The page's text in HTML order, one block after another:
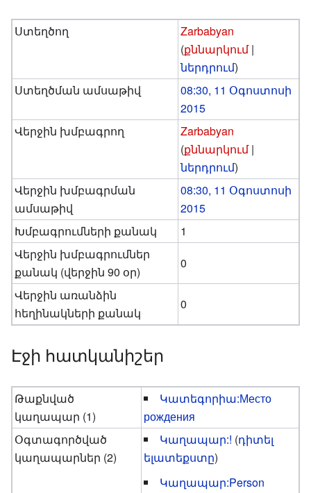
Ստեղծող
Zarbabyan
(քննարկում|
ներդրում)
Ստեղծման ամսաթիվ
08:30, 11 Օգոստոսի
2015
Վերջին խմբագրող
Zarbabyan
(քննարկում|
ներդրում)
Վերջին խմբագրման
ամսաթիվ
08:30, 11 Օգոստոսի
2015
Խմբագրումների քանակ
1
Վերջին խմբագրումներ
քանակ (վերջին 90 օր)
0
Վերջին առանձին
հեղինակների քանակ
0
Էջի հատկանիշեր
Թաքնված
կաղապար (1)
Կատեգորիա:Место
рождения
Օգտագործված
կաղապարներ (2)
Կաղապար:! (դիտել
ելատեքստը)
Կաղապար:Person